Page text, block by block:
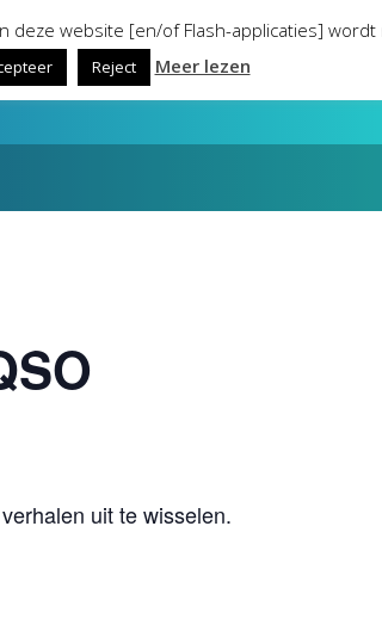
uit te wisselen.
deze website [en/of Flash-applicaties]
Reject Meer lezen